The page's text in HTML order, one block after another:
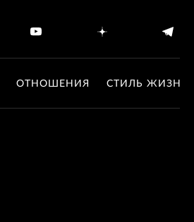
ОТНОШЕНИЯ СТИЛЬ ЖИЗНИ